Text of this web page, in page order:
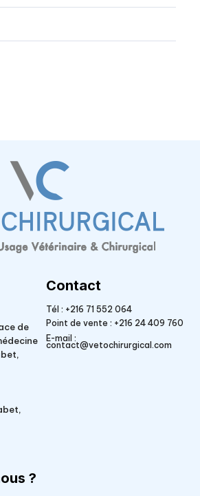
de
Contact
Tél : +216 71 552 064
Point de vente : +216 24 409 760
E-mail :
contact@vetochirurgical.com
?